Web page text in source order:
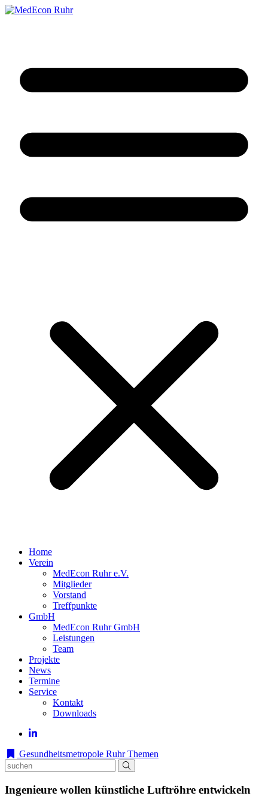
Home
Verein
MedEcon Ruhr e.V.
Mitglieder
Vorstand
Treffpunkte
GmbH
MedEcon Ruhr GmbH
Leistungen
Team
Projekte
News
Termine
Service
Kontakt
Downloads
Gesundheitsmetropole Ruhr Themen
Ingenieure wollen künstliche Luftröhre entwickeln